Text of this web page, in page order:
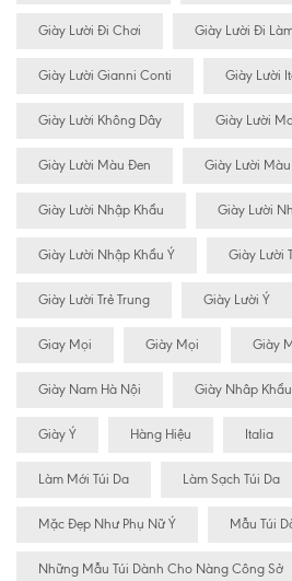
Giày Lười Đi Chơi Giày Lười Đi
Giày Lười Gianni Conti Giày Lười
Giày Lười Không Dây Giày Lười
Giày Lười Màu Đen Giày Lười
Giày Lười Nhập Khẩu Giày Lười
Giày Lười Nhập Khẩu Ý Giày Lười
Giày Lười Trẻ Trung Giày Lười Ý
Giay Mọi Giày Mọi Giày
Giày Nam Hà Nội Giày Nhâp Khẩu
Giày Ý Hàng Hiệu Italia
Làm Mới Túi Da Làm Sạch Túi Da
Mặc Đẹp Như Phụ Nữ Ý Mẫu Túi
Những Mẫu Túi Dành Cho Nàng Công Sở